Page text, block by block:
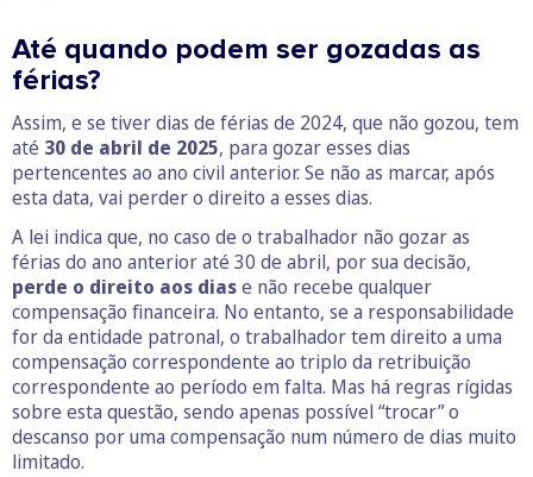
Até quando podem ser gozadas as
férias?
Assim, e se tiver dias de férias de 2024, que não gozou, tem
até 30 de abril de 2025, para gozar esses dias
pertencentes ao ano civil anterior. Se não as marcar, após
esta data, vai perder o direito a esses dias.
A lei indica que, no caso de o trabalhador não gozar as
férias do ano anterior até 30 de abril, por sua decisão,
perde o direito aos diase não recebe qualquer
compensação financeira. No entanto, se a responsabilidade
for da entidade patronal, o trabalhador tem direito a uma
compensação correspondente ao triplo da retribuição
correspondente ao período em falta. Mas há regras rígidas
sobre esta questão, sendo apenas possível “trocar” o
descanso por uma compensação num número de dias muito
limitado.